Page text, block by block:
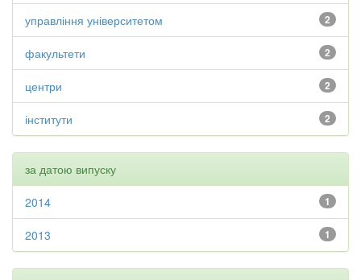
2
управління університетом
2
факультети
2
центри
2
інститути
за датою випуску
1
2014
1
2013